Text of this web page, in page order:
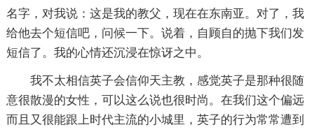
名字，对我说：这是我的教父，现在在东南亚。对了，我
给他去个短信吧，问候一下。说着，自顾自的抛下我们发
短信了。我的心情还沉浸在惊讶之中。
我不太相信英子会信仰天主教，感觉英子是那种很随
意很散漫的女性，可以这么说也很时尚。在我们这个偏远
而且又很能跟上时代主流的小城里，英子的行为常常遭到